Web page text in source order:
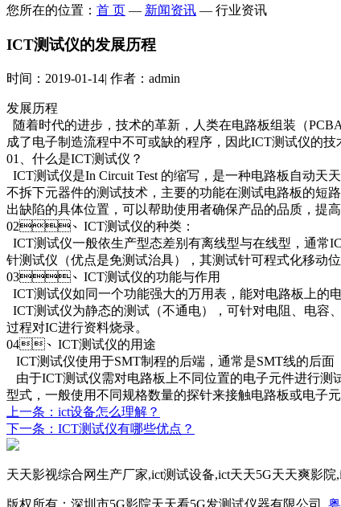
您所在的位置： 首 页 — 新闻资讯 — 行业资讯
ICT测试仪的发展历程
时间： 2019-01-14| 作者： admin
发展历程
随着时代的进步，技术的革新，人类在电路板组装（PCBA
成了电子制造流程中不可或缺的程序，因此ICT测试仪的技
01
、什么是ICT测试仪？
ICT测试仪是In Circuit Test 的缩写，是一种电路板自动天
不拆下元器件的测试技术，主要的功能在测试电路板的短路、断
出缺陷的具体位置，可以帮助使用者确保产品的品质，提高
02、 ICT测试仪的种类：
ICT测试仪一般依生产型态差别有离线型与在线型，通常
针测试仪（优点是免测试治具），其测试针可程式化移动
03、 ICT测试仪的功能与作用
ICT测试仪如同一个功能强大的万用表，能对电路板上的电
ICT测试仪为静态的测试（不通电），可针对电阻、电容、电
过程对IC进行资料烧录。
04、 ICT测试仪的用途
ICT测试仪使用于SMT制程的后端，通常是SMT线的后面
由于ICT测试仪需对电路板上不同位置的电子元件进行测
型式，一般使用不同规格数量的探针来接触电路板或电子
上一条：ict设备怎么理解？
下一条：ICT测试仪有哪些优点？
天天影视综合网生产厂家,ict测试设备,ict天天5G天天爽影
版权所有：深圳市5G影院天天看5G发测试仪器有限公司